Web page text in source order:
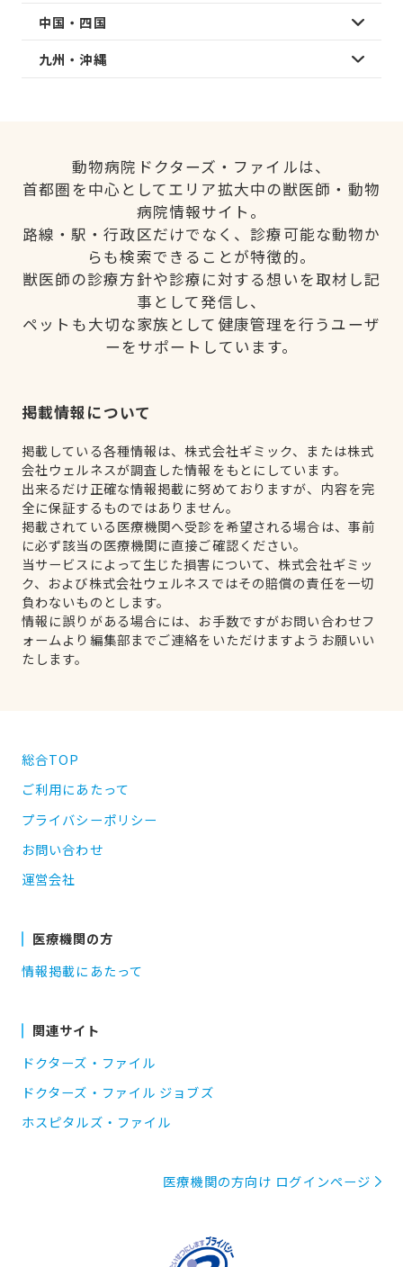
中国・四国
九州・沖縄
動物病院ドクターズ・ファイルは、
首都圏を中心としてエリア拡大中の獣医師・動物
病院情報サイト。
路線・駅・行政区だけでなく、診療可能な動物か
らも検索できることが特徴的。
獣医師の診療方針や診療に対する想いを取材し記
事として発信し、
ペットも大切な家族として健康管理を行うユーザ
ーをサポートしています。
掲載情報について
掲載している各種情報は、株式会社ギミック、または株式
会社ウェルネスが調査した情報をもとにしています。
出来るだけ正確な情報掲載に努めておりますが、内容を完
全に保証するものではありません。
掲載されている医療機関へ受診を希望される場合は、事前
に必ず該当の医療機関に直接ご確認ください。
当サービスによって生じた損害について、株式会社ギミッ
ク、および株式会社ウェルネスではその賠償の責任を一切
負わないものとします。
情報に誤りがある場合には、お手数ですがお問い合わせフ
ォームより編集部までご連絡をいただけますようお願いい
たします。
総合TOP
ご利用にあたって
プライバシーポリシー
お問い合わせ
運営会社
医療機関の方
情報掲載にあたって
関連サイト
ドクターズ・ファイル
ドクターズ・ファイル ジョブズ
ホスピタルズ・ファイル
医療機関の方向け ログインページ